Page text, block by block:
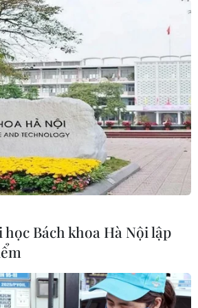
Mỹ chuẩn bị kỹ cho
ở Afghanistan
Antony Blinken, không có bằng
quân đội Mỹ ở lại lâu hơn tại
lực lượng an ninh hoặc chính phủ
tự duy trì cao hơn.
Bách khoa Hà Nội lập